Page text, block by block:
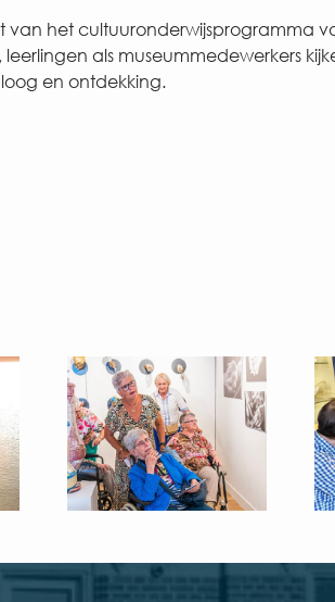
van het cultuuronderwijsprogramma
als museummedewerkers
en ontdekking.